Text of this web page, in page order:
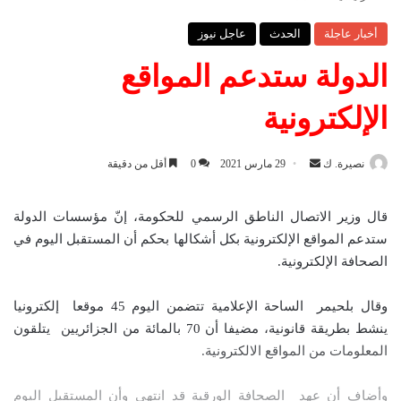
أخبار عاجلة الحدث عاجل نيوز
الدولة ستدعم المواقع
الإلكترونية
نصيرة. ك
ب
ر
29 مارس 2021 0 أقل من دقيقة
قال وزير الاتصال الناطق الرسمي للحكومة، إنّ مؤسسات الدولة
ستدعم المواقع الإلكترونية بكل أشكالها بحكم أن المستقبل اليوم في
الصحافة الإلكترونية.
وقال بلحيمر الساحة الإعلامية تتضمن اليوم 45 موقعا إلكترونيا
ينشط بطريقة قانونية، مضيفا أن 70 بالمائة من الجزائريين يتلقون
المعلومات من المواقع الالكترونية.
وأضاف أن عهد الصحافة الورقية قد انتهى وأن المستقبل اليوم